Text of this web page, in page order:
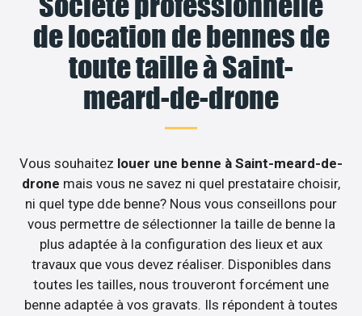
de location de bennes de
toute taille à Saint-
meard-de-drone
Vous souhaitez louer une benne à Saint-meard-de-
drone mais vous ne savez ni quel prestataire choisir,
ni quel type dde benne? Nous vous conseillons pour
vous permettre de sélectionner la taille de benne la
plus adaptée à la configuration des lieux et aux
travaux que vous devez réaliser. Disponibles dans
toutes les tailles, nous trouveront forcément une
benne adaptée à vos gravats. Ils répondent à toutes